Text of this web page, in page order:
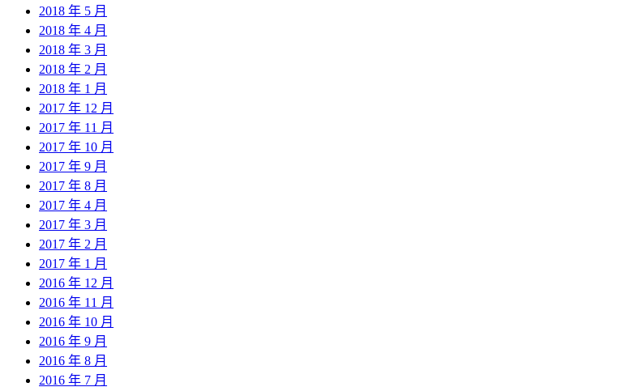
2018 年 5 月
2018 年 4 月
2018 年 3 月
2018 年 2 月
2018 年 1 月
2017 年 12 月
2017 年 11 月
2017 年 10 月
2017 年 9 月
2017 年 8 月
2017 年 4 月
2017 年 3 月
2017 年 2 月
2017 年 1 月
2016 年 12 月
2016 年 11 月
2016 年 10 月
2016 年 9 月
2016 年 8 月
2016 年 7 月